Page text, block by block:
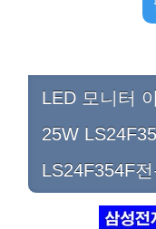
LED 모니터
25W
LS24F354F